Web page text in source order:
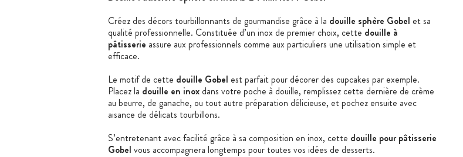
Créez des décors tourbillonnants de gourmandise grâce à la douille sphère Gobel et sa
qualité professionnelle. Constituée d’un inox de premier choix, cette douille à
pâtisserie assure aux professionnels comme aux particuliers une utilisation simple et
efficace.
Le motif de cette douille Gobel est parfait pour décorer des cupcakes par exemple.
Placez la douille en inoxdans votre poche à douille, remplissez cette dernière de crème
au beurre, de ganache, ou tout autre préparation délicieuse, et pochez ensuite avec
aisance de délicats tourbillons.
S’entretenant avec facilité grâce à sa composition en inox, cette douille pour pâtisserie
Gobel vous accompagnera longtemps pour toutes vos idées de desserts.